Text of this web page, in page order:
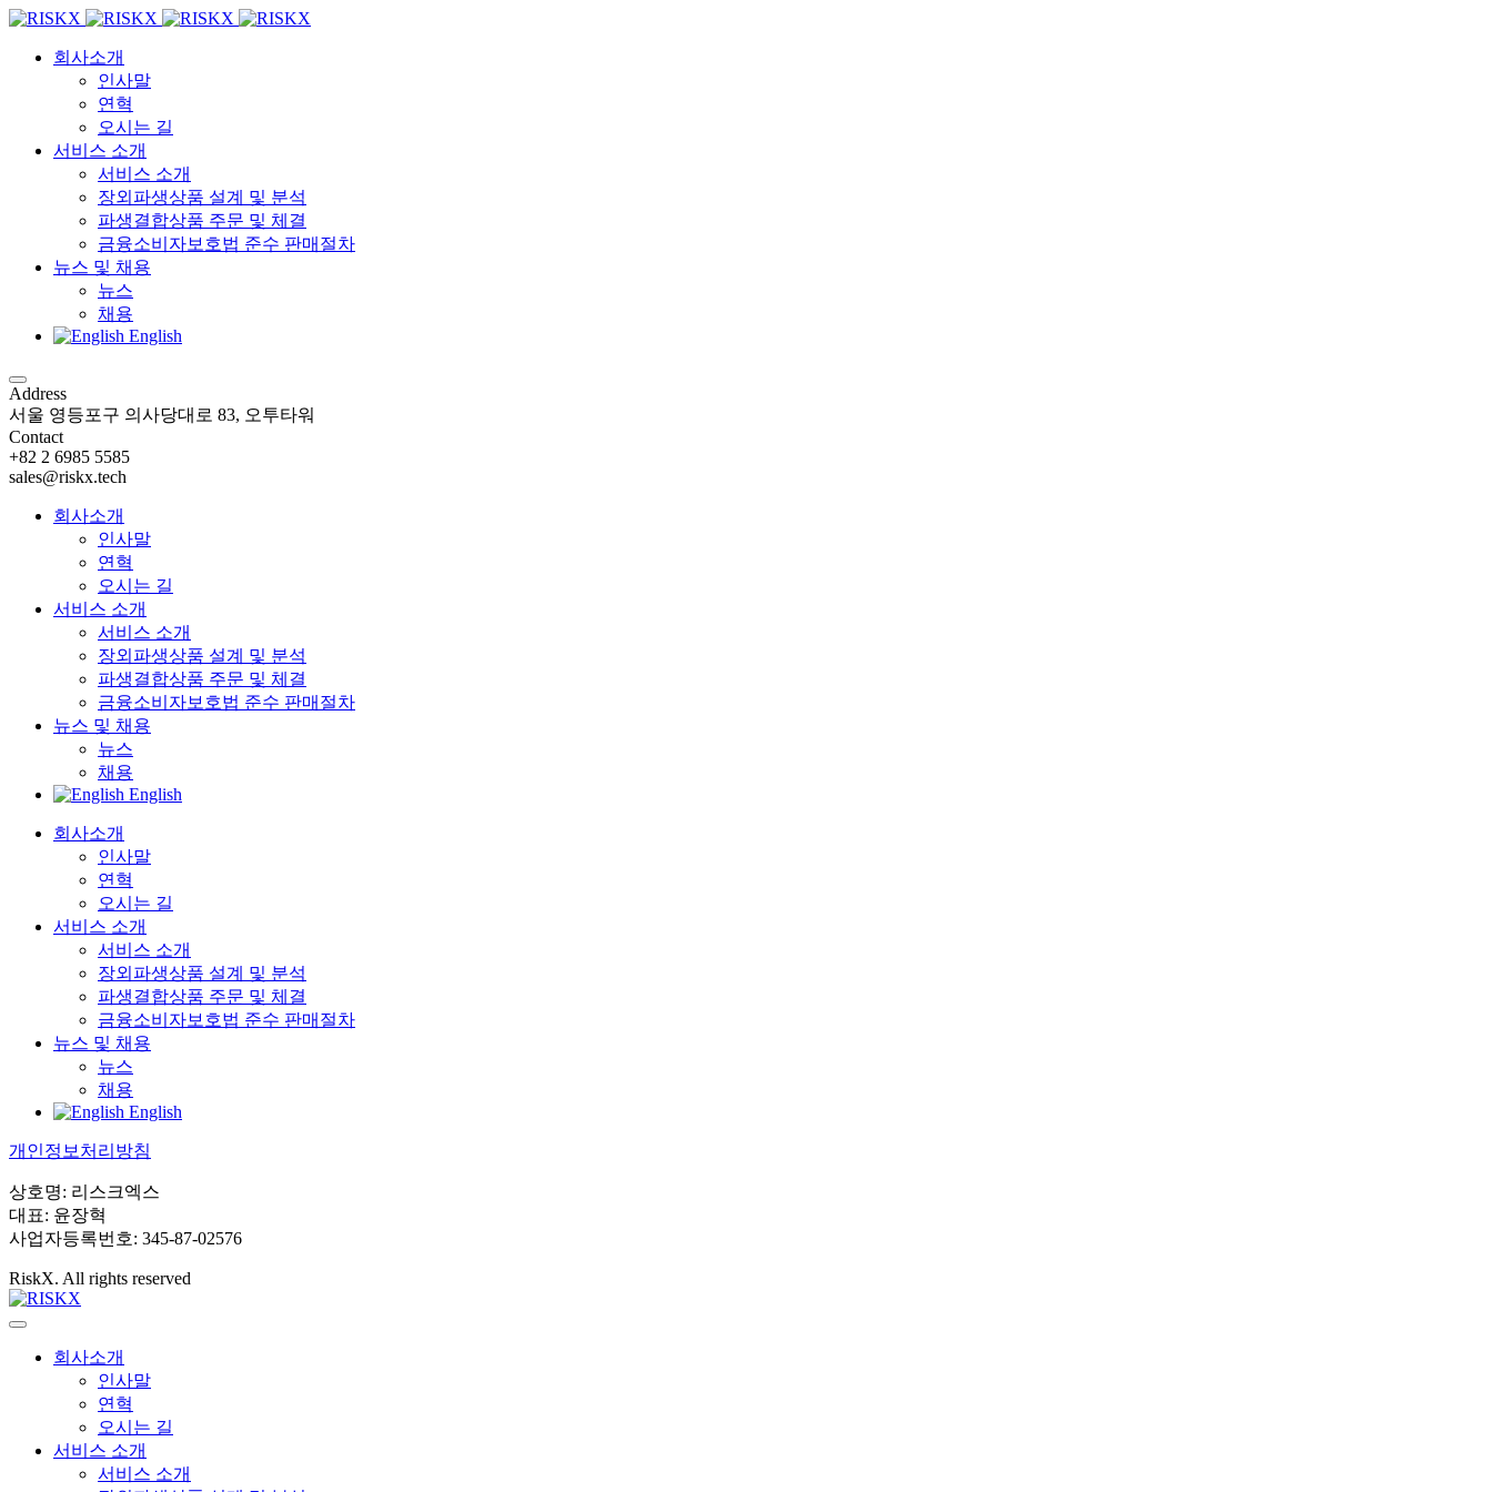
회사소개
인사말
연혁
오시는 길
서비스 소개
서비스 소개
장외파생상품 설계 및 분석
파생결합상품 주문 및 체결
금융소비자보호법 준수 판매절차
뉴스 및 채용
뉴스
채용
English
Address
서울 영등포구 의사당대로 83, 오투타워
Contact
+82 2 6985 5585
sales@riskx.tech
회사소개
인사말
연혁
오시는 길
서비스 소개
서비스 소개
장외파생상품 설계 및 분석
파생결합상품 주문 및 체결
금융소비자보호법 준수 판매절차
뉴스 및 채용
뉴스
채용
English
회사소개
인사말
연혁
오시는 길
서비스 소개
서비스 소개
장외파생상품 설계 및 분석
파생결합상품 주문 및 체결
금융소비자보호법 준수 판매절차
뉴스 및 채용
뉴스
채용
English
개인정보처리방침
상호명: 리스크엑스
대표: 윤장혁
사업자등록번호: 345-87-02576
RiskX. All rights reserved
회사소개
인사말
연혁
오시는 길
서비스 소개
서비스 소개